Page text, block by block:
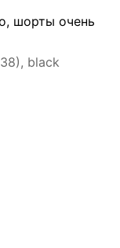
шорты очень
black